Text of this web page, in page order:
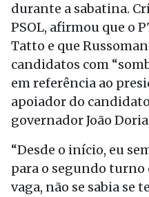
durante a sabatina.
PSOL, afirmou que o
Tatto e que
candidatos com
em referência ao
apoiador do
governador João
“Desde o início, eu
para o segundo turno
vaga, não se sabia se